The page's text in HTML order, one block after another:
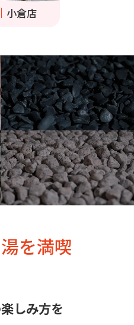
小倉店
を満喫
しみ方を